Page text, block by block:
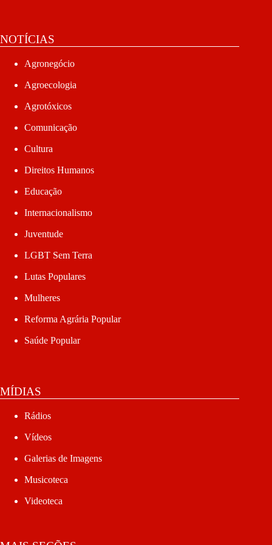
NOTÍCIAS
Agronegócio
Agroecologia
Agrotóxicos
Comunicação
Cultura
Direitos Humanos
Educação
Internacionalismo
Juventude
LGBT Sem Terra
Lutas Populares
Mulheres
Reforma Agrária Popular
Saúde Popular
MÍDIAS
Rádios
Vídeos
Galerias de Imagens
Musicoteca
Videoteca